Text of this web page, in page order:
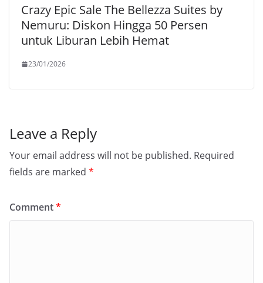
Crazy Epic Sale The Bellezza Suites by
Nemuru: Diskon Hingga 50 Persen
untuk Liburan Lebih Hemat
23/01/2026
Leave a Reply
Your email address will not be published. Required
fields are marked *
Comment*